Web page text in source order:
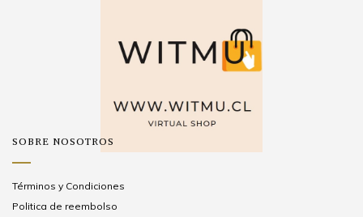
SOBRE NOSOTROS
Términos y Condiciones
Politica de reembolso